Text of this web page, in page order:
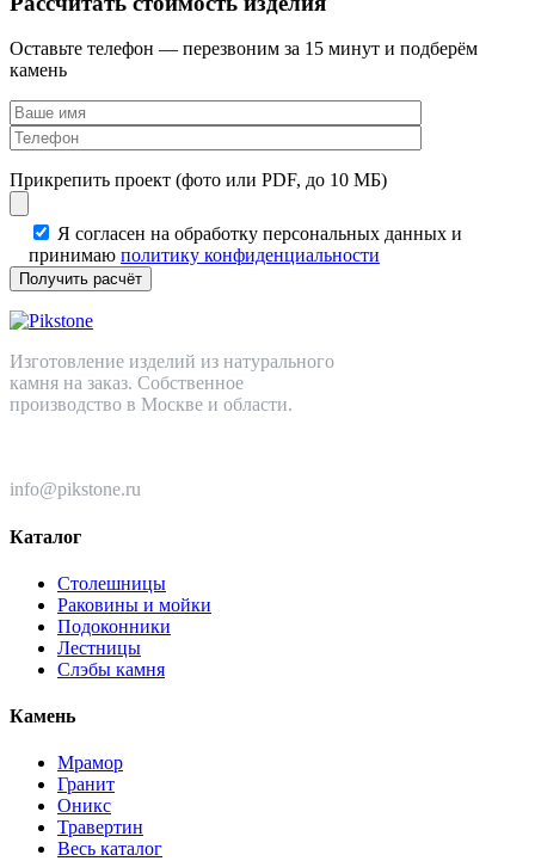
Оставьте телефон — перезвоним за 15 минут и подберём
камень
Прикрепить проект (фото или PDF, до 10 МБ)
Я согласен на обработку персональных данных и
принимаю политику конфиденциальности
Изготовление изделий из натурального
камня на заказ. Собственное
производство в Москве и области.
info@pikstone.ru
Каталог
Столешницы
Раковины и мойки
Подоконники
Лестницы
Слэбы камня
Камень
Мрамор
Гранит
Оникс
Травертин
Весь каталог